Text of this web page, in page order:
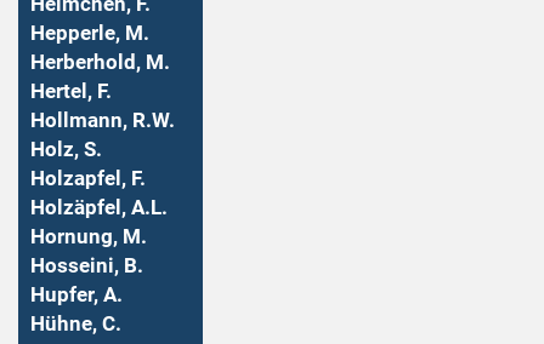
Hepperle, M.
Herberhold, M.
Hertel, F.
Hollmann, R.W.
Holz, S.
Holzapfel, F.
Holzäpfel, A.L.
Hornung, M.
Hosseini, B.
Hupfer, A.
Hühne, C.